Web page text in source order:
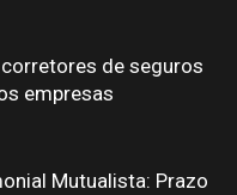
de seguros
empresas
Mutualista: Prazo